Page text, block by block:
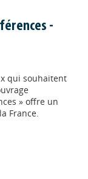
-
qui souhaitent
» offre un
France.